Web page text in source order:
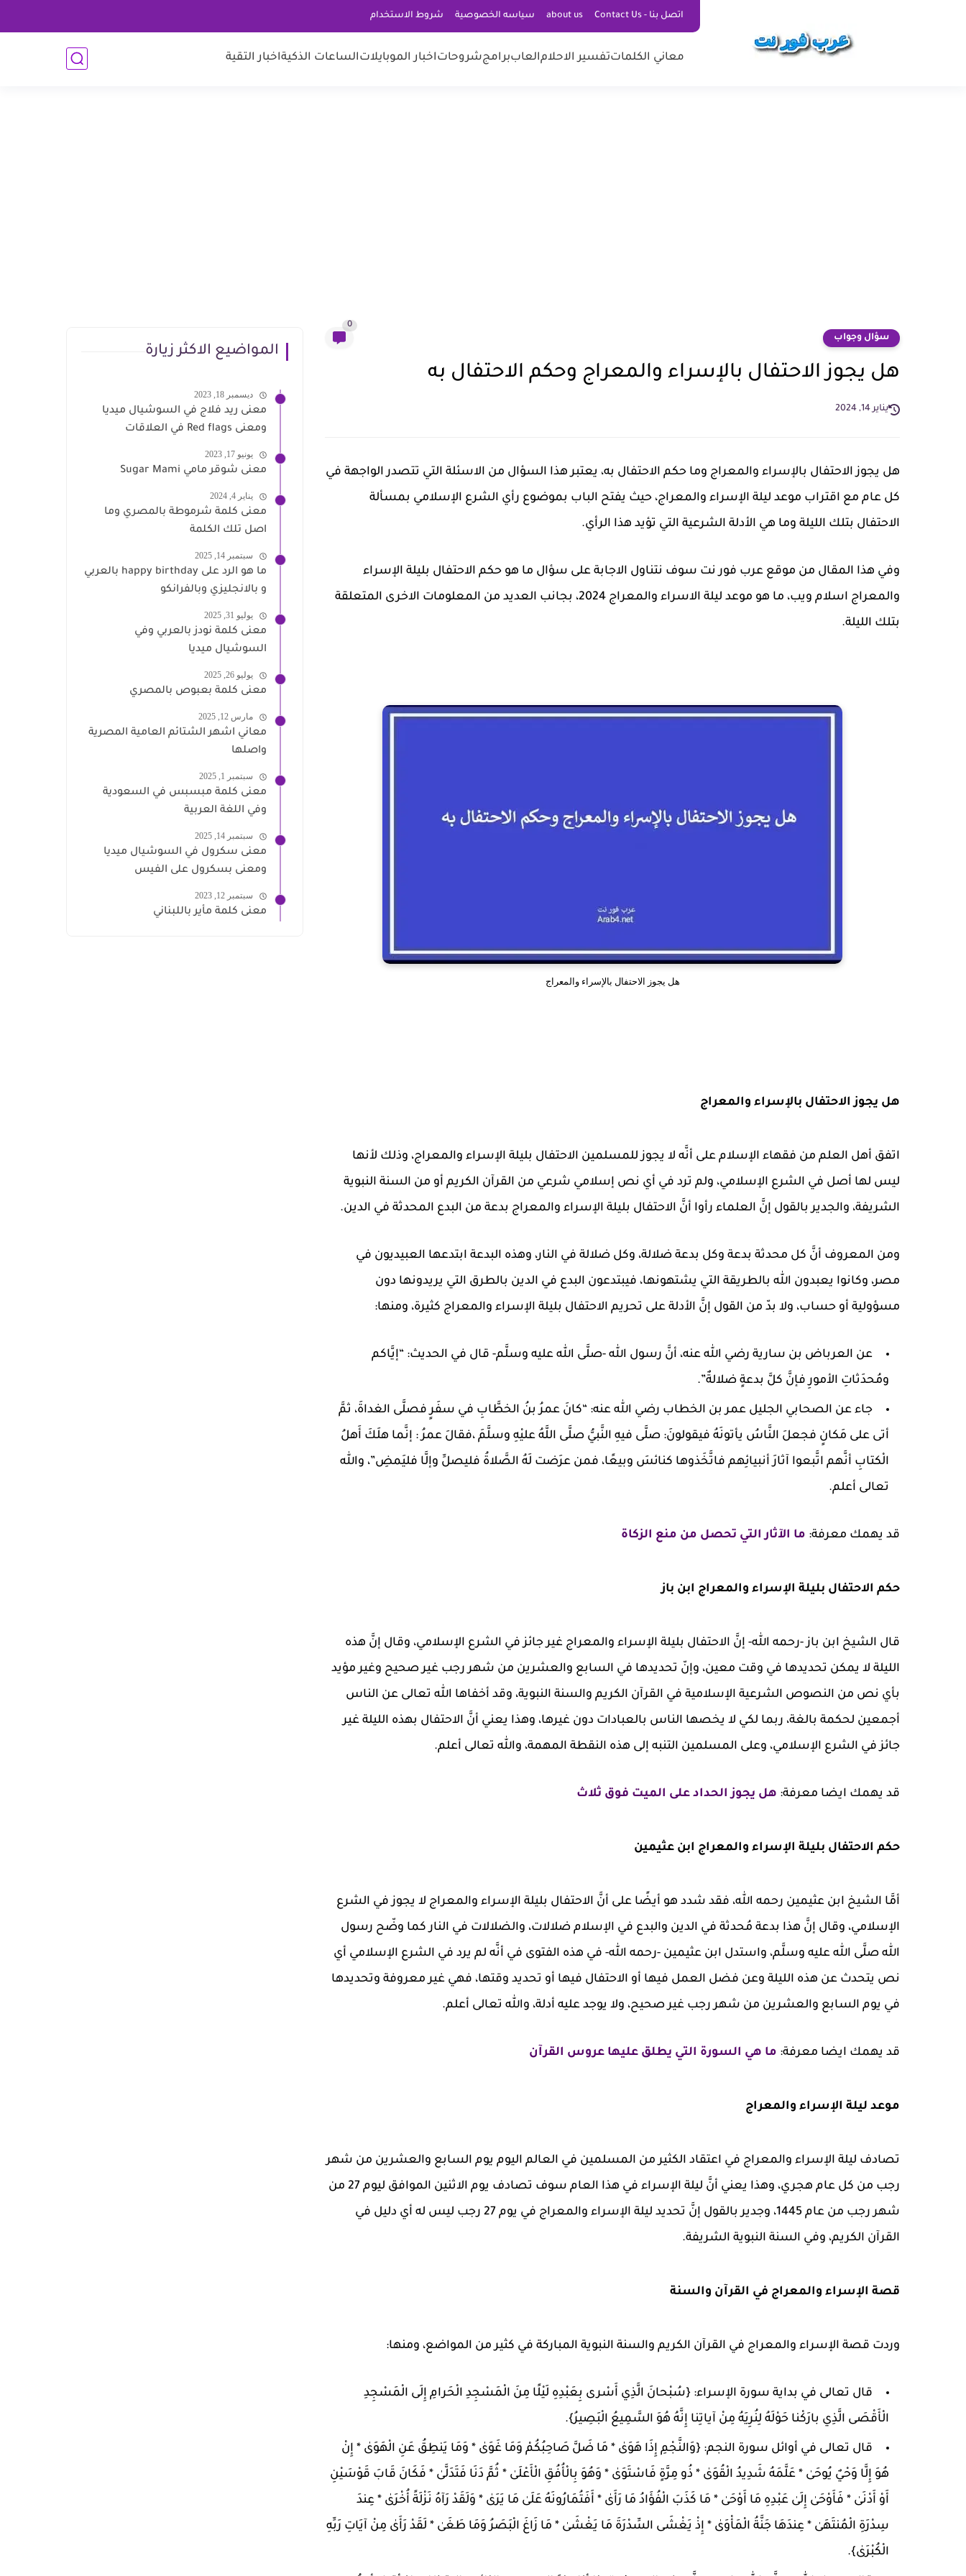
اتصل بنا - Contact Us about us سياسه الخصوصية شروط الاستخدام
معاني الكلماتتفسير الاحلامالعاببرامجشروحاتاخبار الموبايلاتالساعات الذكيةاخبار التقية
سؤال وجواب
0
هل يجوز الاحتفال بالإسراء والمعراج وحكم الاحتفال به
يناير 14, 2024
هل يجوز الاحتفال بالإسراء والمعراج وما حكم الاحتفال به، يعتبر هذا السؤال من الاسئلة التي تتصدر الواجهة في
كل عام مع اقتراب موعد ليلة الإسراء والمعراج، حيث يفتح الباب بموضوع رأي الشرع الإسلامي بمسألة
الاحتفال بتلك الليلة وما هي الأدلة الشرعية التي تؤيد هذا الرأي.
وفي هذا المقال من موقع عرب فور نت سوف نتناول الاجابة على سؤال ما هو حكم الاحتفال بليلة الإسراء
والمعراج اسلام ويب، ما هو موعد ليلة الاسراء والمعراج 2024، بجانب العديد من المعلومات الاخرى المتعلقة
بتلك الليلة.
هل يجوز الاحتفال بالإسراء والمعراج
هل يجوز الاحتفال بالإسراء والمعراج
اتفق أهل العلم من فقهاء الإسلام على أنَّه لا يجوز للمسلمين الاحتفال بليلة الإسراء والمعراج، وذلك لأنها
ليس لها أصل في الشرع الإسلامي، ولم ترد في أي نص إسلامي شرعي من القرآن الكريم أو من السنة النبوية
الشريفة، والجدير بالقول إنَّ العلماء رأوا أنَّ الاحتفال بليلة الإسراء والمعراج بدعة من البدع المحدثة في الدين.
ومن المعروف أنَّ كل محدثة بدعة وكل بدعة ضلالة، وكل ضلالة في النار، وهذه البدعة ابتدعها العبيديون في
مصر، وكانوا يعبدون الله بالطريقة التي يشتهونها، فيبتدعون البدع في الدين بالطرق التي يريدونها دون
مسؤولية أو حساب، ولا بدّ من القول إنَّ الأدلة على تحريم الاحتفال بليلة الإسراء والمعراج كثيرة، ومنها:
عن العرباض بن سارية رضي الله عنه، أنَّ رسول الله -صلَّى الله عليه وسلَّم- قال في الحديث: “إيَّاكم
ومُحدَثاتِ الأمورِ فإنَّ كلَّ بدعةٍ ضلالةٌ”.
جاء عن الصحابي الجليل عمر بن الخطاب رضي الله عنه: “كانَ عمرُ بنُ الخطَّابِ في سفَرٍ فصلَّى الغداةَ، ثمَّ
أتى على مَكانٍ فجعلَ النَّاسُ يأتونَهُ فيقولونَ: صلَّى فيهِ النَّبيُّ صلَّى اللَّهُ عليْهِ وسلَّمَ ،فقالَ عمرُ : إنَّما هلَكَ أَهلُ
الْكتابِ أنَّهم اتَّبعوا آثارَ أنبيائِهم فاتَّخَذوها كنائسَ وبيعًا، فمن عرَضت لَهُ الصَّلاةُ فليصلِّ وإلَّا فليَمضِ”، والله
تعالى أعلم.
قد يهمك معرفة: ما الآثار التي تحصل من منع الزكاة
حكم الاحتفال بليلة الإسراء والمعراج ابن باز
قال الشيخ ابن باز -رحمه الله- إنَّ الاحتفال بليلة الإسراء والمعراج غير جائز في الشرع الإسلامي، وقال إنَّ هذه
الليلة لا يمكن تحديدها في وقت معين، وإنّ تحديدها في السابع والعشرين من شهر رجب غير صحيح وغير مؤيد
بأي نص من النصوص الشرعية الإسلامية في القرآن الكريم والسنة النبوية، وقد أخفاها الله تعالى عن الناس
أجمعين لحكمة بالغة، ربما لكي لا يخصها الناس بالعبادات دون غيرها، وهذا يعني أنَّ الاحتفال بهذه الليلة غير
جائز في الشرع الإسلامي، وعلى المسلمين التنبه إلى هذه النقطة المهمة، والله تعالى أعلم.
قد يهمك ايضا معرفة: هل يجوز الحداد على الميت فوق ثلاث
حكم الاحتفال بليلة الإسراء والمعراج ابن عثيمين
أمَّا الشيخ ابن عثيمين رحمه الله، فقد شدد هو أيضًا على أنَّ الاحتفال بليلة الإسراء والمعراج لا يجوز في الشرع
الإسلامي، وقال إنَّ هذا بدعة مُحدثة في الدين والبدع في الإسلام ضلالات، والضلالات في النار كما وضّح رسول
الله صلَّى الله عليه وسلَّم، واستدل ابن عثيمين -رحمه الله- في هذه الفتوى في أنَّه لم يرد في الشرع الإسلامي أي
نص يتحدث عن هذه الليلة وعن فضل العمل فيها أو الاحتفال فيها أو تحديد وقتها، فهي غير معروفة وتحديدها
في يوم السابع والعشرين من شهر رجب غير صحيح، ولا يوجد عليه أدلة، والله تعالى أعلم.
قد يهمك ايضا معرفة: ما هي السورة التي يطلق عليها عروس القرآن
موعد ليلة الإسراء والمعراج
تصادف ليلة الإسراء والمعراج في اعتقاد الكثير من المسلمين في العالم اليوم يوم السابع والعشرين من شهر
رجب من كل عام هجري، وهذا يعني أنَّ ليلة الإسراء في هذا العام سوف تصادف يوم الاثنين الموافق ليوم 27 من
شهر رجب من عام 1445، وجدير بالقول إنَّ تحديد ليلة الإسراء والمعراج في يوم 27 رجب ليس له أي دليل في
القرآن الكريم، وفي السنة النبوية الشريفة.
قصة الإسراء والمعراج في القرآن والسنة
وردت قصة الإسراء والمعراج في القرآن الكريم والسنة النبوية المباركة في كثير من المواضع، ومنها:
قال تعالى في بداية سورة الإسراء: {سُبْحانَ الَّذِي أَسْرى بِعَبْدِهِ لَيْلًا مِنَ الْمَسْجِدِ الْحَرامِ إِلَى الْمَسْجِدِ
الْأَقْصَى الَّذِي بارَكْنا حَوْلَهُ لِنُرِيَهُ مِنْ آياتِنا إِنَّهُ هُوَ السَّمِيعُ الْبَصِيرُ}.
قال تعالى في أوائل سورة النجم: {وَالنَّجْمِ إِذَا هَوَىٰ * مَا ضَلَّ صَاحِبُكُمْ وَمَا غَوَىٰ * وَمَا يَنطِقُ عَنِ الْهَوَىٰ * إِنْ
هُوَ إِلَّا وَحْيٌ يُوحَىٰ * عَلَّمَهُ شَدِيدُ الْقُوَىٰ * ذُو مِرَّةٍ فَاسْتَوَىٰ * وَهُوَ بِالْأُفُقِ الْأَعْلَىٰ * ثُمَّ دَنَا فَتَدَلَّىٰ * فَكَانَ قَابَ قَوْسَيْنِ
أَوْ أَدْنَىٰ * فَأَوْحَىٰ إِلَىٰ عَبْدِهِ مَا أَوْحَىٰ * مَا كَذَبَ الْفُؤَادُ مَا رَأَىٰ * أَفَتُمَارُونَهُ عَلَىٰ مَا يَرَىٰ * وَلَقَدْ رَآهُ نَزْلَةً أُخْرَىٰ * عِندَ
سِدْرَةِ الْمُنتَهَىٰ * عِندَهَا جَنَّةُ الْمَأْوَىٰ * إِذْ يَغْشَى السِّدْرَةَ مَا يَغْشَىٰ * مَا زَاغَ الْبَصَرُ وَمَا طَغَىٰ * لَقَدْ رَأَىٰ مِنْ آيَاتِ رَبِّهِ
الْكُبْرَىٰ}.
المواضيع الاكثر زيارة
ديسمبر 18, 2023
معنى ريد فلاج في السوشيال ميديا
ومعنى Red flags في العلاقات
يونيو 17, 2023
معنى شوقر مامي Sugar Mami
يناير 4, 2024
معنى كلمة شرموطة بالمصري وما
اصل تلك الكلمة
سبتمبر 14, 2025
ما هو الرد على happy birthday بالعربي
و بالانجليزي وبالفرانكو
يوليو 31, 2025
معنى كلمة نودز بالعربي وفي
السوشيال ميديا
يوليو 26, 2025
معنى كلمة بعبوص بالمصري
مارس 12, 2025
معاني اشهر الشتائم العامية المصرية
واصلها
سبتمبر 1, 2025
معنى كلمة مبسبس في السعودية
وفي اللغة العربية
سبتمبر 14, 2025
معنى سكرول في السوشيال ميديا
ومعنى بسكرول على الفيس
سبتمبر 12, 2023
معنى كلمة مأير باللبناني